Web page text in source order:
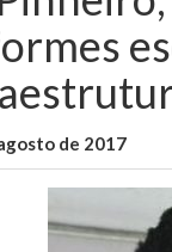
de 2017